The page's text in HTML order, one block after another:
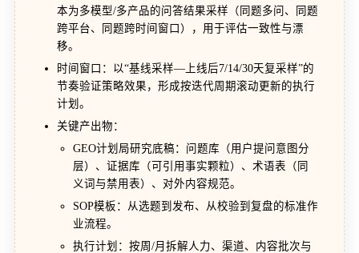
本为多模型/多产品的问答结果采样（同题多问、同题
跨平台、同题跨时间窗口），用于评估一致性与漂
移。
时间窗口：以“基线采样—上线后7/14/30天复采样”的
节奏验证策略效果，形成按迭代周期滚动更新的执行
计划。
关键产出物：
GEO计划局研究底稿：问题库（用户提问意图分
层）、证据库（可引用事实颗粒）、术语表（同
义词与禁用表）、对外内容规范。
SOP模板：从选题到发布、从校验到复盘的标准作
业流程。
执行计划：按周/月拆解人力、渠道、内容批次与